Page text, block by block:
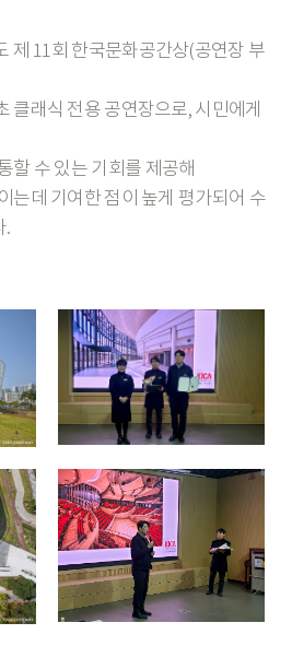
제 11회 한국문화공간상(공연장 부
클래식 전용 공연장으로, 시민에게
할 수 있는 기회를 제공해
는데 기여한 점이 높게 평가되어 수
.